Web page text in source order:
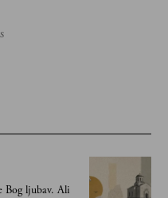
Bog ljubav. Ali